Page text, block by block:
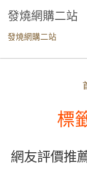
發燒網購二站
發燒網購二站
標
網友評價推